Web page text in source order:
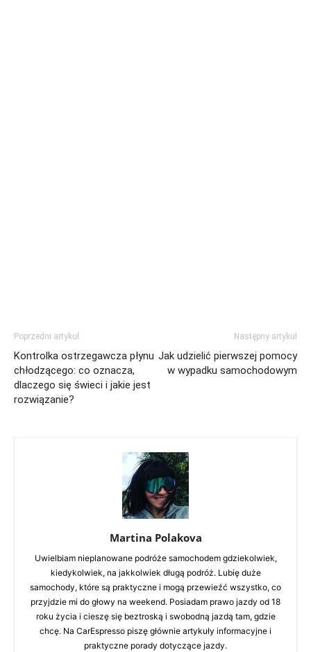
Poprzedni artykuł
Kontrolka ostrzegawcza płynu
chłodzącego: co oznacza,
dlaczego się świeci i jakie jest
rozwiązanie?
Następny artykuł
Jak udzielić pierwszej pomocy
w wypadku samochodowym
Martina Polakova
Uwielbiam nieplanowane podróże samochodem gdziekolwiek,
kiedykolwiek, na jakkolwiek długą podróż. Lubię duże
samochody, które są praktyczne i mogą przewieźć wszystko, co
przyjdzie mi do głowy na weekend. Posiadam prawo jazdy od 18
roku życia i cieszę się beztroską i swobodną jazdą tam, gdzie
chcę. Na CarEspresso piszę głównie artykuły informacyjne i
praktyczne porady dotyczące jazdy.